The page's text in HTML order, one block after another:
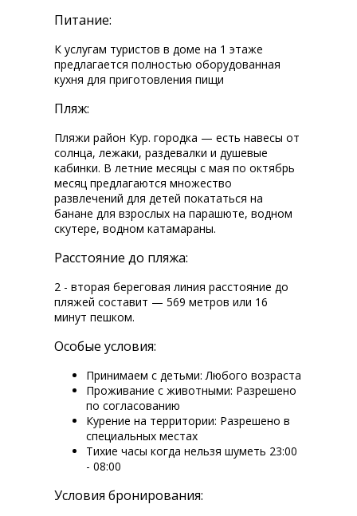
Питание:
К услугам туристов в доме на 1 этаже
предлагается полностью оборудованная
кухня для приготовления пищи
Пляж:
Пляжи район Кур. городка — есть навесы от
солнца, лежаки, раздевалки и душевые
кабинки. В летние месяцы с мая по октябрь
месяц предлагаются множество
развлечений для детей покататься на
банане для взрослых на парашюте, водном
скутере, водном катамараны.
Расстояние до пляжа:
2 - вторая береговая линия расстояние до
пляжей составит — 569 метров или 16
минут пешком.
Особые условия:
Принимаем с детьми: Любого возраста
Проживание с животными: Разрешено
по согласованию
Курение на территории: Разрешено в
специальных местах
Тихие часы когда нельзя шуметь 23:00
- 08:00
Условия бронирования: